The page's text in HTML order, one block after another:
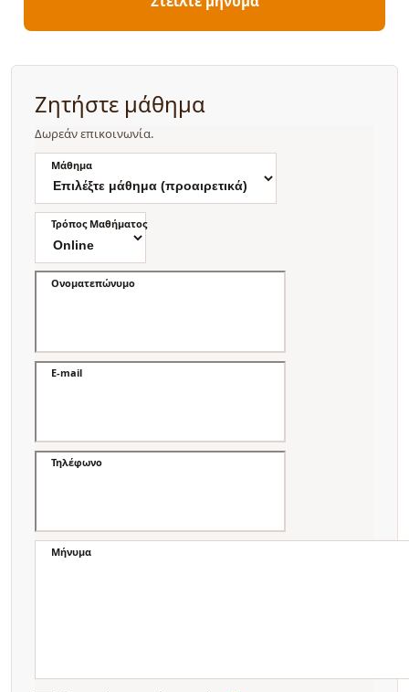
Ζητήστε μάθημα
Δωρεάν επικοινωνία.
Μάθημα
Τρόπος Μαθήματος
Ονοματεπώνυμο
E-mail
Τηλέφωνο
Μήνυμα